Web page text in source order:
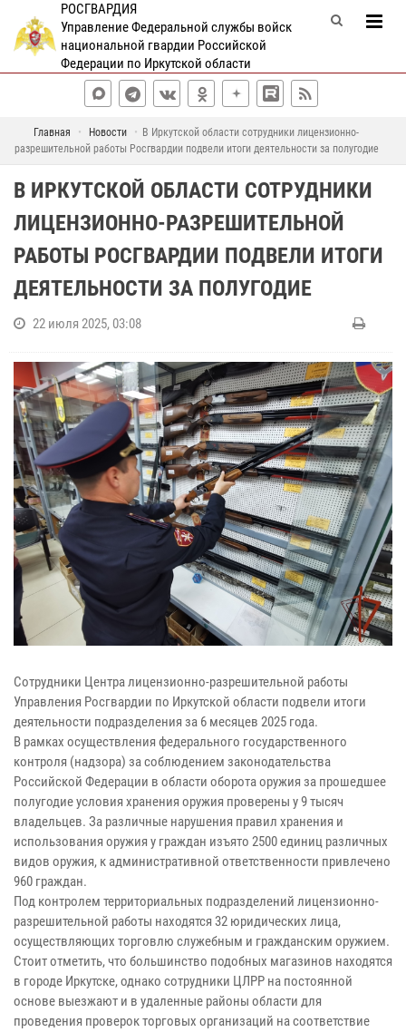
РОСГВАРДИЯ
Управление Федеральной службы войск
национальной гвардии Российской
Федерации по Иркутской области
Главная Новости
В Иркутской области сотрудники лицензионно-
разрешительной работы Росгвардии подвели итоги деятельности за полугодие
В ИРКУТСКОЙ ОБЛАСТИ СОТРУДНИКИ
ЛИЦЕНЗИОННО-РАЗРЕШИТЕЛЬНОЙ
РАБОТЫ РОСГВАРДИИ ПОДВЕЛИ ИТОГИ
ДЕЯТЕЛЬНОСТИ ЗА ПОЛУГОДИЕ
22 июля 2025, 03:08
Сотрудники Центра лицензионно-разрешительной работы
Управления Росгвардии по Иркутской области подвели итоги
деятельности подразделения за 6 месяцев 2025 года.
В рамках осуществления федерального государственного
контроля (надзора) за соблюдением законодательства
Российской Федерации в области оборота оружия за прошедшее
полугодие условия хранения оружия проверены у 9 тысяч
владельцев. За различные нарушения правил хранения и
использования оружия у граждан изъято 2500 единиц различных
видов оружия, к административной ответственности привлечено
960 граждан.
Под контролем территориальных подразделений лицензионно-
разрешительной работы находятся 32 юридических лица,
осуществляющих торговлю служебным и гражданским оружием.
Стоит отметить, что большинство подобных магазинов находятся
в городе Иркутске, однако сотрудники ЦЛРР на постоянной
основе выезжают и в удаленные районы области для
проведения проверок торговых организаций на соответствие